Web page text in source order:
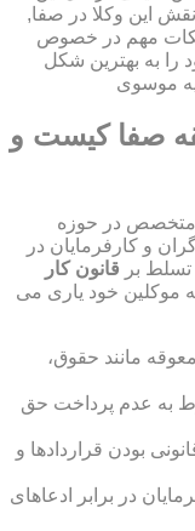
نقش این وکلا در صفا,
نکات مهم در خصوص
را به بهترین شکل
صفا کیست و
متخصص در حوزه
و کارفرمایان در
بر قانون کار
موکلین خود یاری می
مانند حقوق،
به عدم پرداخت حق
بودن قراردادها و
در برابر ادعاهای